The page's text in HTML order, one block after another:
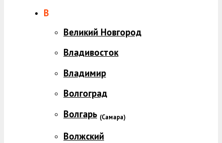
В
Великий Новгород
Владивосток
Владимир
Волгоград
Волгарь (Самара)
Волжский